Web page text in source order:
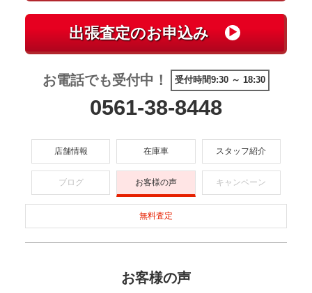
お電話でも受付中！ 受付時間9:30 ～ 18:30
0561-38-8448
店舗情報 在庫車 スタッフ紹介
ブログ お客様の声 キャンペーン
無料査定
お客様の声